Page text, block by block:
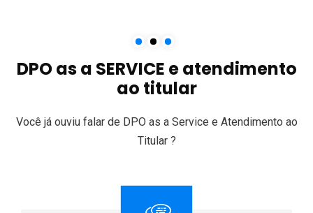
DPO as a SERVICE e atendimento
ao titular
Você já ouviu falar de DPO as a Service e Atendimento ao
Titular ?